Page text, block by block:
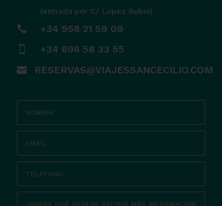
(entrada por C/ Lopez Rubio)
 +34 958 21 59 09
 +34 696 58 33 55
 RESERVAS@VIAJESSANCECILIO.COM